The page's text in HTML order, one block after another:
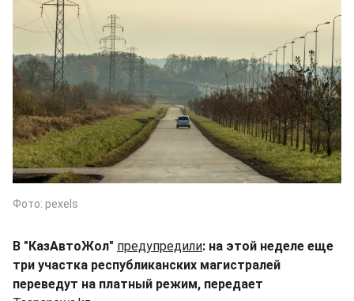
Фото: pexels
В "КазАвтоЖол" предупредили: на этой неделе еще
три участка республиканских магистралей
переведут на платный режим, передает